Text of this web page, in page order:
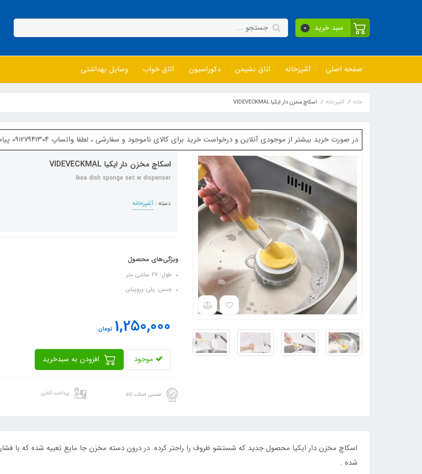
سبد خرید 0
صفحه اصلی آشپزخانه اتاق نشیمن دکوراسیون اتاق خواب وسایل بهداشتی
خانه آشپزخانه اسکاچ مخزن دار ایکیا VIDEVECKMAL
در صورت خرید بیشتر از موجودی آنلاین و درخواست خرید برای کالای ناموجود و سفارشی ، لطفا واتساپ ۰۹۱۲۷۹۴۱۳۰۴ پیام بفرستین
اسکاچ مخزن دار ایکیا VIDEVECKMAL
Ikea dish sponge set w dispenser
دسته : آشپزخانه
ویژگی‌های محصول
طول: 27 سانتی متر
جنس: پلی پروپیلن
1,250,000 تومان
موجود
تضمین اصالت کالا پرداخت آنلاین
اسکاچ مخزن دار ایکیا محصول جدید که شستشو ظروف را راحتر کرده. در درون دسته مخزن جا مایع تعبیه شده که با
شده .